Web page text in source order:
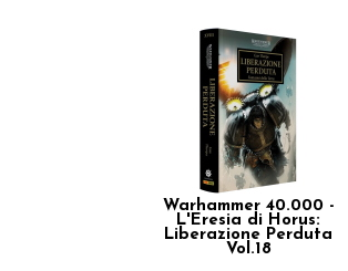
Warhammer 40.000 -
L'Eresia di Horus:
Liberazione Perduta
Vol.18